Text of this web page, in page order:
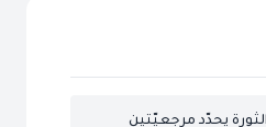
يحدّد مرجعيّتين